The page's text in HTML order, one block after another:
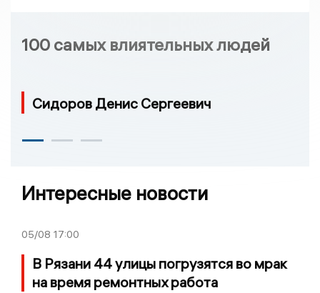
100 самых влиятельных людей
Сидоров Денис Сергеевич
Интересные новости
05/08 17:00
В Рязани 44 улицы погрузятся во мрак
на время ремонтных работа